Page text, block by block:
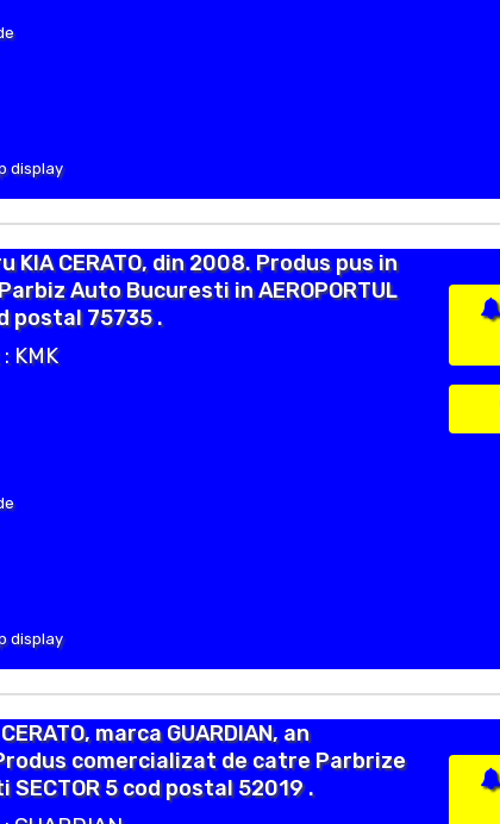
display
KIA CERATO, din 2008. Produs pus in
Auto Bucuresti in AEROPORTUL
postal 75735 .
KMK
display
marca GUARDIAN, an
comercializat de catre Parbrize
SECTOR 5 cod postal 52019 .